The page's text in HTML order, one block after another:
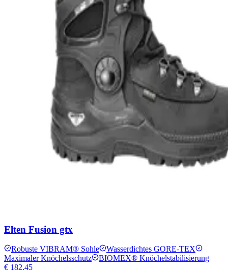
Elten Fusion gtx
Robuste VIBRAM® Sohle
Wasserdichtes GORE-TEX
Maximaler Knöchelsschutz
BIOMEX® Knöchelstabilisierung
€ 182,45